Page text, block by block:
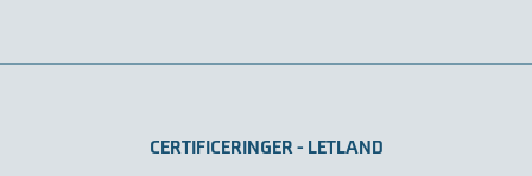
CERTIFICERINGER - LETLAND